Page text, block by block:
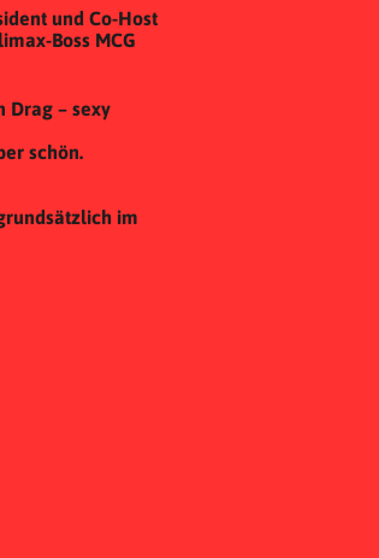
und Co-Host
Boss MCG
Drag – sexy
schön.
im